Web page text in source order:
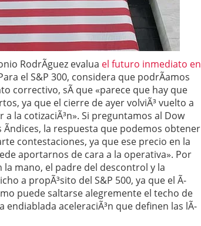
RodrÃ­guez evalua el futuro inmediato en
el S&P 300, considera que podrÃ­amos
correctivo, sÃ­ que «parece que hay que
ya que el cierre de ayer volviÃ³ vuelto a
la cotizaciÃ³n». Si preguntamos al Dow
la respuesta que podemos obtener
contestaciones, ya que ese precio en la
aportarnos de cara a la operativa». Por
la mano, el padre del descontrol y la
a propÃ³sito del S&P 500, ya que el Ã­
puede saltarse alegremente el techo de
endiablada aceleraciÃ³n que definen las lÃ­